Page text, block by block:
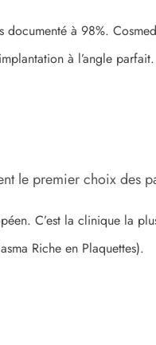
documenté à 98%.
à l’angle parfait.
le premier choix des
C’est la clinique la
Riche en Plaquettes).